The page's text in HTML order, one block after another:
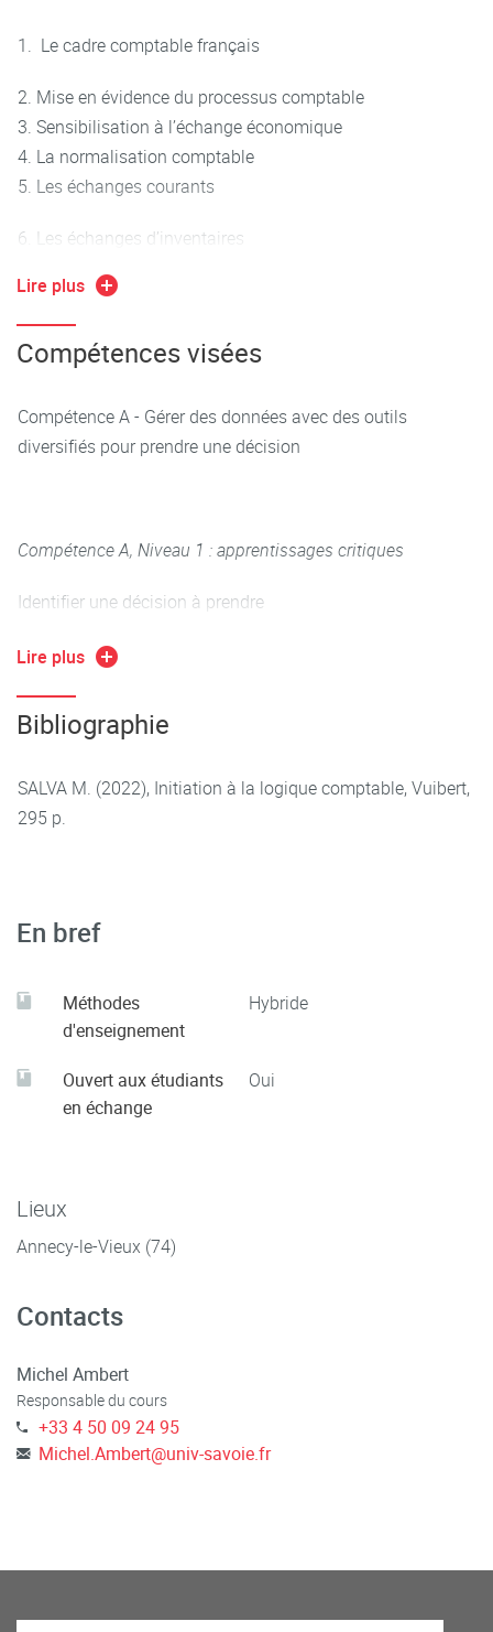
1. Le cadre comptable français
2. Mise en évidence du processus comptable
3. Sensibilisation à l’échange économique
4. La normalisation comptable
5. Les échanges courants
6. Les échanges d’inventaires
Conclusion – Compétences métiers et les chantiers à venir
Etude de cas
Lire plus
Compétences visées
Compétence A - Gérer des données avec des outils
diversifiés pour prendre une décision
Compétence A, Niveau 1 : apprentissages critiques
Identifier une décision à prendre
Acquérir des données fiables et pertinentes : ex. données
ou informels, études de documents.
Exploiter des outils et des documents comptables
Lire plus
Bibliographie
SALVA M. (2022), Initiation à la logique comptable, Vuibert,
295 p.
En bref
Méthodes
d'enseignement
Hybride
Ouvert aux étudiants
en échange
Oui
Lieux
Annecy-le-Vieux (74)
Contacts
Michel Ambert
Responsable du cours
+33 4 50 09 24 95
Michel.Ambert@univ-savoie.fr